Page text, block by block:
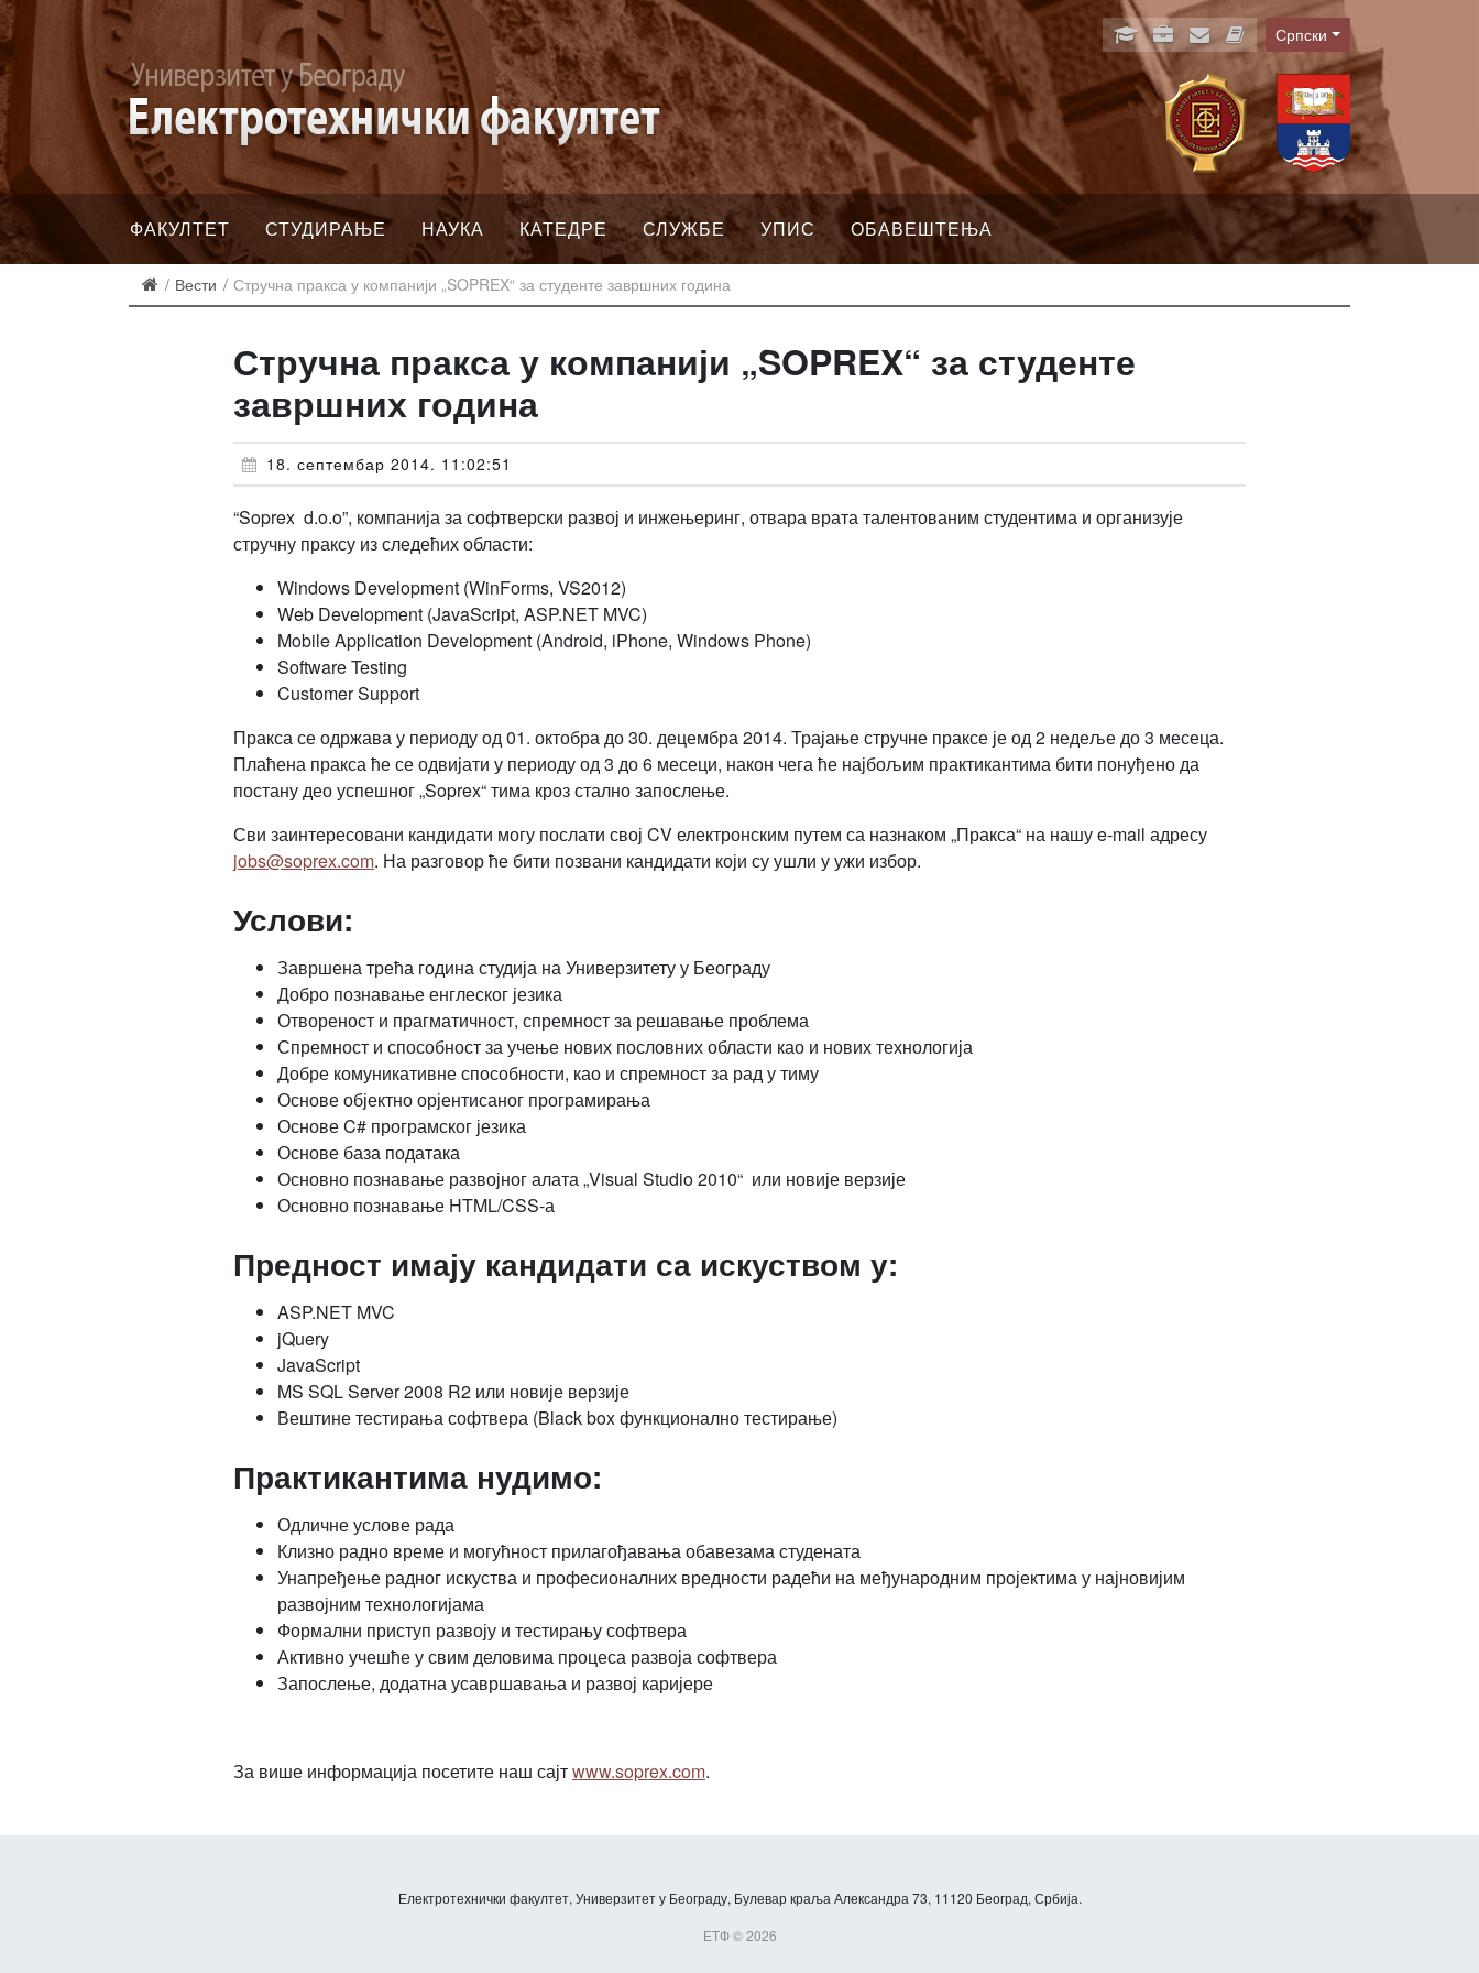
Language
Српски
ФАКУЛТЕТ СТУДИРАЊЕ НАУКА КАТЕДРЕ СЛУЖБЕ УПИС ОБАВЕШТЕЊА
Вести Стручна пракса у компанији „SOPREX“ за студенте завршних година
Стручна пракса у компанији „SOPREX“ за студенте
завршних година
18. септембар 2014. 11:02:51
“Soprex d.o.o”, компанија за софтверски развој и инжењеринг, отвара врата талентованим студентима и организује
стручну праксу из следећих области:
Windows Development (WinForms, VS2012)
Web Development (JavaScript, ASP.NET MVC)
Mobile Application Development (Android, iPhone, Windows Phone)
Software Testing
Customer Support
Пракса се одржава у периоду од 01. октобра до 30. децембра 2014. Трајање стручне праксе је од 2 недеље до 3 месеца.
Плаћена пракса ће се одвијати у периоду од 3 до 6 месеци, након чега ће најбољим практикантима бити понуђено да
постану део успешног „Soprex“ тима кроз стално запослење.
Сви заинтересовани кандидати могу послати свој CV електронским путем са назнаком „Пракса“ на нашу e-mail адресу
jobs@soprex.com. На разговор ће бити позвани кандидати који су ушли у ужи избор.
Услови:
Завршена трећа година студија на Универзитету у Београду
Добро познавање енглеског језика
Отвореност и прагматичност, спремност за решавање проблема
Спремност и способност за учење нових пословних области као и нових технологија
Добре комуникативне способности, као и спремност за рад у тиму
Основе објектно орјентисаног програмирања
Основе C# програмског језика
Основе база података
Основно познавање развојног алата „Visual Studio 2010“ или новије верзије
Основно познавање HTML/CSS-а
Предност имају кандидати са искуством у:
ASP.NET MVC
jQuery
JavaScript
MS SQL Server 2008 R2 или новије верзије
Вештине тестирања софтвера (Black box функционално тестирање)
Практикантима нудимо:
Одличне услове рада
Клизно радно време и могућност прилагођавања обавезама студената
Унапређење радног искуства и професионалних вредности радећи на међународним пројектима у најновијим
развојним технологијама
Формални приступ развоју и тестирању софтвера
Активно учешће у свим деловима процеса развоја софтвера
Запослење, додатна усавршавања и развој каријере
За више информација посетите наш сајтwww.soprex.com.
Електротехнички факултет, Универзитет у Београду, Булевар краља Александра 73, 11120 Београд, Србија.
ЕТФ © 2026